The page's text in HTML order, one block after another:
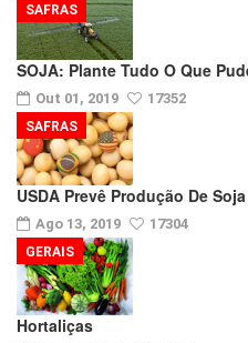
SOJA: Plante Tudo O Que
Out 01, 2019 17352
SAFRAS
USDA Prevê Produção De
Ago 13, 2019 17304
SAFRAS
Hortaliças
GERAIS